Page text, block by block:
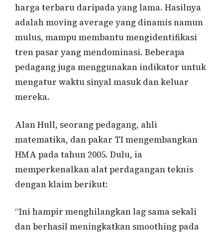
harga terbaru daripada yang lama. Hasilnya
adalah moving average yang dinamis namun
mulus, mampu membantu mengidentifikasi
tren pasar yang mendominasi. Beberapa
pedagang juga menggunakan indikator untuk
mengatur waktu sinyal masuk dan keluar
mereka.
Alan Hull, seorang pedagang, ahli
matematika, dan pakar TI mengembangkan
HMA pada tahun 2005. Dulu, ia
memperkenalkan alat perdagangan teknis
dengan klaim berikut:
“Ini hampir menghilangkan lag sama sekali
dan berhasil meningkatkan smoothing pada